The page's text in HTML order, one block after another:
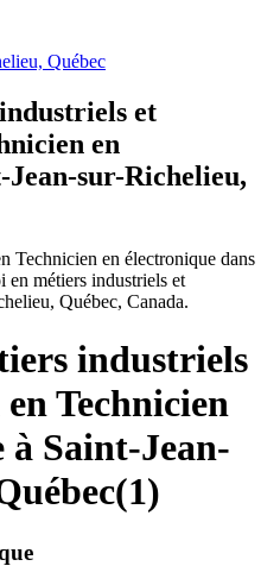
Québec
et
en
sur-Richelieu,
Technicien en électronique dans
en métiers industriels et
Québec, Canada.
industriels
Technicien
à Saint-Jean-
(1)